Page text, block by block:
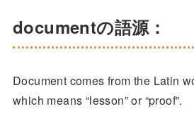
documentの語源：
Document comes from the Latin
which means “lesson” or “proof”.